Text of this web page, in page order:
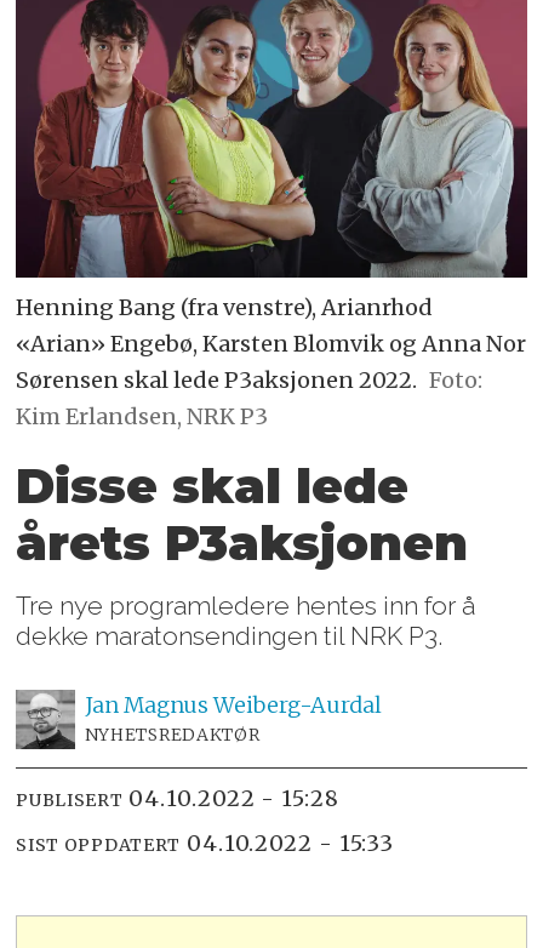
Henning Bang (fra venstre), Arianrhod
«Arian» Engebø, Karsten Blomvik og Anna Nor
Sørensen skal lede P3aksjonen 2022. Foto:
Kim Erlandsen, NRK P3
Disse skal lede
årets P3aksjonen
Tre nye programledere hentes inn for å
dekke maratonsendingen til NRK P3.
Jan Magnus Weiberg-Aurdal
NYHETSREDAKTØR
PUBLISERT 04.10.2022 - 15:28
SIST OPPDATERT 04.10.2022 - 15:33